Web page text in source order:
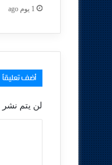
1 يوم ago
أضف تعليقاً
لن يتم نشر